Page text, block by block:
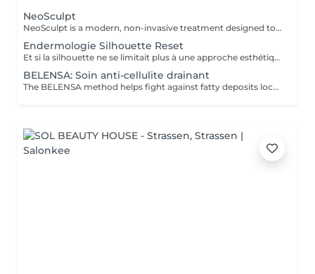
NeoSculpt
NeoSculpt is a modern, non-invasive treatment designed to sculpt the body, strengthen muscles and reduce fat. Using high-intensity electromagnetic energy, it triggers deep muscle contractions that cannot be achieved through conventional workouts. One session equals thousands of powerful muscle contractions and helps to: build and define muscles reduce fat improve body shape and contours The treatment is painless, safe and requires no downtime. NeoSculpt is ideal for the abdomen, buttocks, legs and arms and is suitable for both women and men.
Endermologie Silhouette Reset
Et si la silhouette ne se limitait plus à une approche esthétique, mais s'envisageait à travers le prisme du bien-être global ? Avec Silhouette Reset, LPG® dévoile un nouveau soin signature endermologie® qui réinvente les codes de la minceur en intégrant pleinement les interactions corps-esprit. Conçu comme un véritable reset corporel, ce protocole de 55 minutes agit sur les tensions nerveuses, stimule les circulations et accompagne la libération des déséquilibres liés au stress, au sommeil et à la digestion. Dans un contexte où ces facteurs influencent directement l'harmonie corporelle, le soin vise à restaurer un fonctionnement physiologique plus fluide et équilibré. Au cur du protocole, la technologie CELLU M6 INFINITY® s'associe à un modelage manuel expert, créant une synergie entre stimulation mécanique de précision et approche sensorielle. Cette double action permet une prise en charge à la fois ciblée et globale des tissus et des volumes. Fruit de plus de 40 ans d'expertise, Silhouette Reset illustre l'émergence d'une nouvelle esthétique thérapeutique : une minceur qui n'est plus une finalité isolée, mais la conséquence visible d'un mieux-être profond et durable. Disponible exclusivement dans les centres équipés CELLU M6 INFINITY®, le nouveau soin Silhouette Reset est à découvrir dès maintenant.
BELENSA: Soin anti-cellulite drainant
The BELENSA method helps fight against fatty deposits located in particular on the areas of the abdomen, thighs and hips and smoothes the "orange peel" appearance. The best result is obtained in treatment (1-2 x per week for 2-3 weeks then 1x per week -> TOTAL 10 sessions) then 1-2 x per month for maintenance.